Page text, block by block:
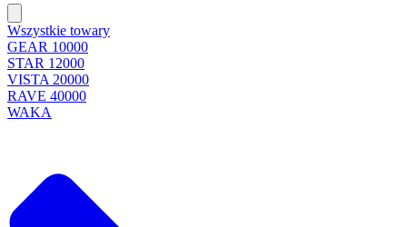
Wszystkie towary
GEAR 10000
STAR 12000
VISTA 20000
RAVE 40000
WAKA